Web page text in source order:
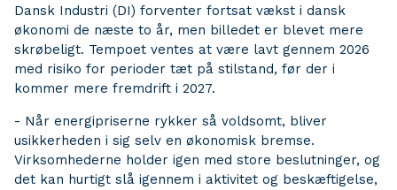
Dansk Industri (DI) forventer fortsat vækst i dansk
økonomi de næste to år, men billedet er blevet mere
skrøbeligt. Tempoet ventes at være lavt gennem 2026
med risiko for perioder tæt på stilstand, før der i
kommer mere fremdrift i 2027.
- Når energipriserne rykker så voldsomt, bliver
usikkerheden i sig selv en økonomisk bremse.
Virksomhederne holder igen med store beslutninger, og
det kan hurtigt slå igennem i aktivitet og beskæftigelse,